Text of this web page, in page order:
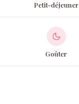
Petit-déjeuner
Goûter